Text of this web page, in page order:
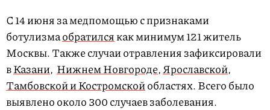
С 14 июня за медпомощью с признаками
ботулизмаобратилсякак минимум 121 житель
Москвы. Также случаи отравления зафиксировали
вКазани, Нижнем Новгороде,Ярославской,
Тамбовской и Костромскойобластях. Всего было
выявлено около 300 случаев заболевания.